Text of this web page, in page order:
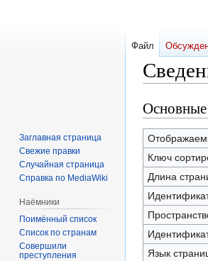
Перейти
к
навигации
Перейти
к
поиску
Основные
Ключ
Длина
Язык
Файл
Заглавная страница
Свежие правки
Случайная страница
Справка по MediaWiki
Наёмники
Поимённый список
Список по странам
Совершили
преступления